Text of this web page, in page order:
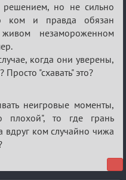
решением, но не сильно
ком и правда обязан
незамороженном
когда они уверены,
"схавать" это?
неигровые моменты,
плохой", то где грань
вдруг ком случайно чижа